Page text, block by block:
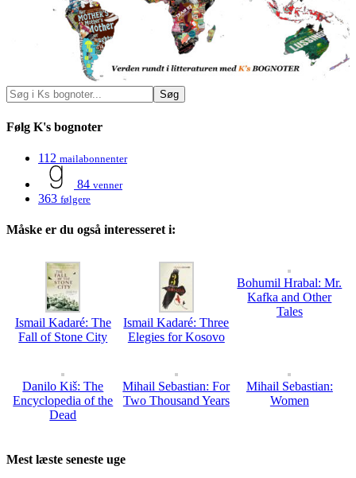
Følg K's bognoter
112 mailabonnenter
84 venner
363 følgere
Måske er du også interesseret i:
Ismail Kadaré: The
Fall of Stone City
Ismail Kadaré: Three
Elegies for Kosovo
Bohumil Hrabal: Mr.
Kafka and Other
Tales
Danilo Kiš: The
Encyclopedia of the
Dead
Mihail Sebastian: For
Two Thousand Years
Mihail Sebastian:
Women
Mest læste seneste uge